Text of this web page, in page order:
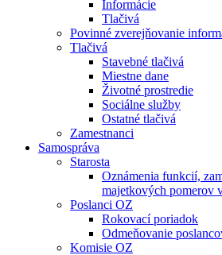
Informácie
Tlačivá
Povinné zverejňovanie
Tlačivá
Stavebné tlačivá
Miestne dane
Životné prostredie
Sociálne služby
Ostatné tlačivá
Zamestnanci
Samospráva
Starosta
Oznámenia funkcií,
majetkových pomerov
Poslanci OZ
Rokovací poriadok
Odmeňovanie
Komisie OZ